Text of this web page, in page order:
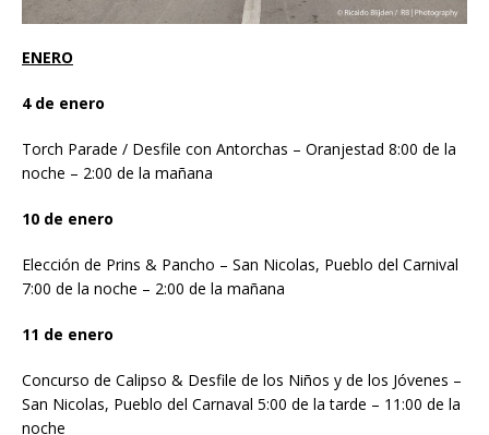
ENERO
4 de enero
Torch Parade / Desfile con Antorchas – Oranjestad 8:00 de la
noche – 2:00 de la mañana
10 de enero
Elección de Prins & Pancho – San Nicolas, Pueblo del Carnival
7:00 de la noche – 2:00 de la mañana
11 de enero
Concurso de Calipso & Desfile de los Niños y de los Jóvenes –
San Nicolas, Pueblo del Carnaval 5:00 de la tarde – 11:00 de la
noche